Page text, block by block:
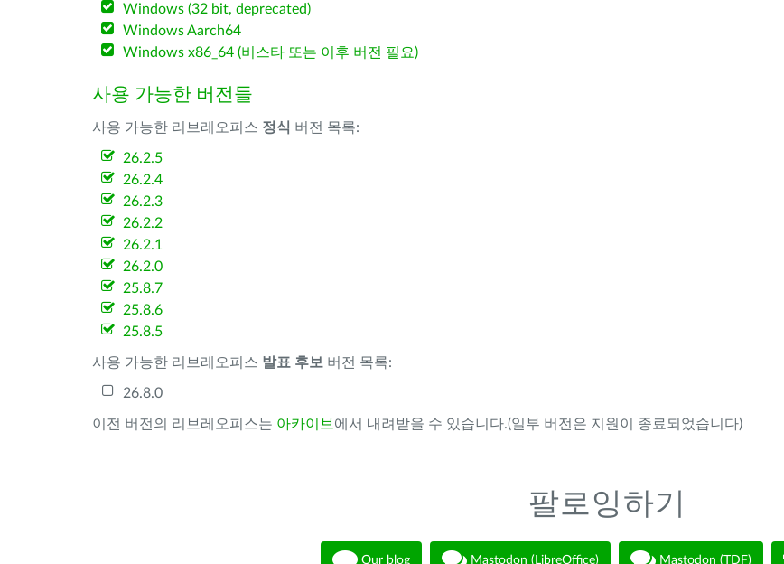
Windows (32 bit, deprecated)
Windows Aarch64
Windows x86_64 (비스타 또는 이후 버전 필요)
사용 가능한 버전들
사용 가능한 리브레오피스 정식 버전 목록:
26.2.5
26.2.4
26.2.3
26.2.2
26.2.1
26.2.0
25.8.7
25.8.6
25.8.5
사용 가능한 리브레오피스 발표 후보 버전 목록:
26.8.0
이전 버전의 리브레오피스는 아카이브 에서 내려받을 수 있습니다.(일부 버전은 지원이 종료되었습니다)
팔로잉하기
Our blog Mastodon (LibreOffice) Mastodon (TDF)